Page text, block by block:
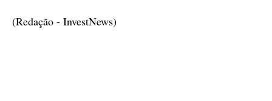
(Redação - InvestNews)